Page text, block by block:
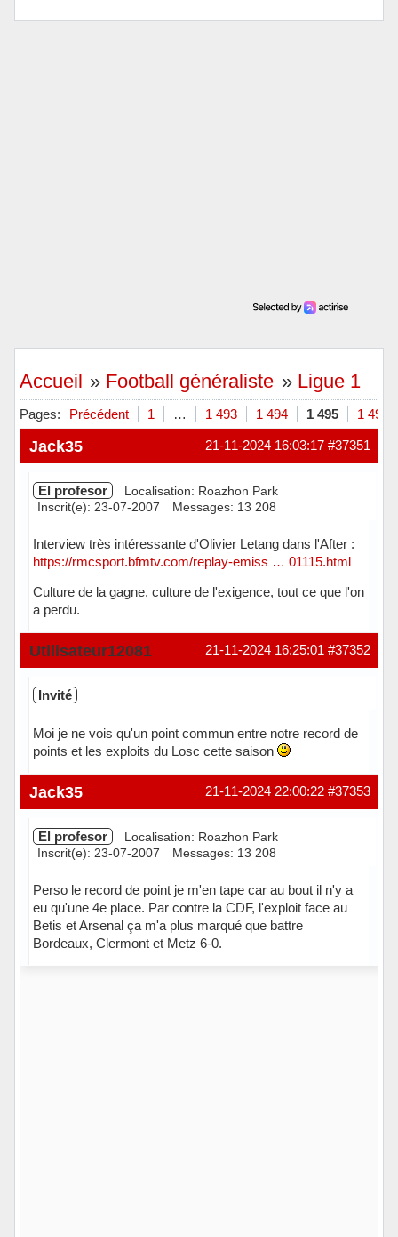
Accueil » Football généraliste » Ligue 1
Pages: Précédent 1 … 1 493 1 494 1 495 1 496
#37351
21-11-2024 16:03:17
Jack35
El profesor
Localisation: Roazhon Park
Inscrit(e): 23-07-2007
Messages: 13 208
Interview très intéressante d'Olivier Letang dans l'After :
https://rmcsport.bfmtv.com/replay-emiss … 01115.html
Culture de la gagne, culture de l'exigence, tout ce que l'on
a perdu.
Hors ligne #37352
21-11-2024 16:25:01
Utilisateur12081
Invité
Moi je ne vois qu'un point commun entre notre record de
points et les exploits du Losc cette saison
#37353
21-11-2024 22:00:22
Jack35
El profesor
Localisation: Roazhon Park
Inscrit(e): 23-07-2007
Messages: 13 208
Perso le record de point je m'en tape car au bout il n'y a
eu qu'une 4e place. Par contre la CDF, l'exploit face au
Betis et Arsenal ça m'a plus marqué que battre
Bordeaux, Clermont et Metz 6-0.